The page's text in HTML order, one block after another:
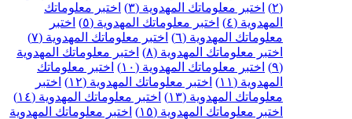
اختبر معلوماتك المهدوية (٣)
اختبر معلوماتك
اختبر معلوماتك المهدوية (٥)
اختبر
المهدوية (٦)
اختبر معلوماتك المهدوية (٧)
معلوماتك المهدوية (٨)
اختبر معلوماتك المهدوية
اختبر معلوماتك المهدوية (١٠)
اختبر معلوماتك
اختبر معلوماتك المهدوية (١٢)
اختبر
المهدوية (١٣)
اختبر معلوماتك المهدوية (١٤)
معلوماتك المهدوية (١٥)
اختبر معلوماتك المهدوية